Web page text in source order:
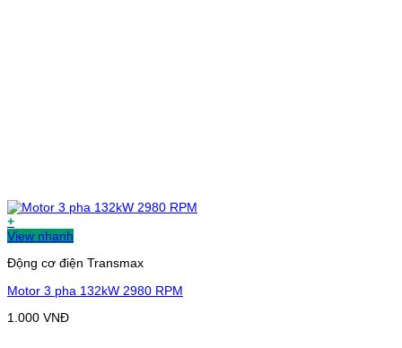
+
View nhanh
Động cơ điện Transmax
Motor 3 pha 132kW 2980 RPM
1.000 VNĐ